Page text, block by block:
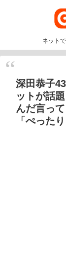
ネット
深田恭子
ットが話
んだ言っ
「ぺった